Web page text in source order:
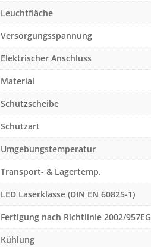
Leuchtfläche
Versorgungsspannung
Elektrischer Anschluss
Material
Schutzscheibe
Schutzart
Umgebungstemperatur
Transport- & Lagertemp.
LED Laserklasse (DIN EN 60825-1)
Fertigung nach Richtlinie 2002/957EG
Kühlung